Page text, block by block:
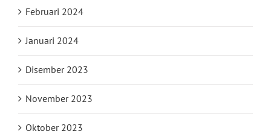
Februari 2024
Januari 2024
Disember 2023
November 2023
Oktober 2023